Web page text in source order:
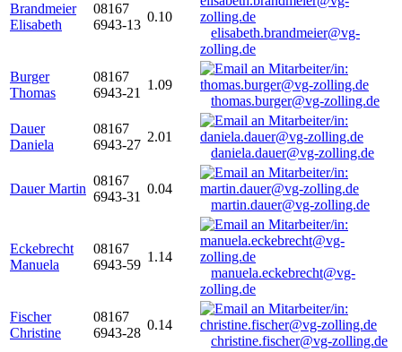
Brandmeier
Elisabeth
08167
6943-13
0.10
elisabeth.brandmeier@vg-
zolling.de
Burger
Thomas
08167
6943-21
1.09
thomas.burger@vg-zolling.de
Dauer
Daniela
08167
6943-27
2.01
daniela.dauer@vg-zolling.de
Dauer Martin
08167
6943-31
0.04
martin.dauer@vg-zolling.de
Eckebrecht
Manuela
08167
6943-59
1.14
manuela.eckebrecht@vg-
zolling.de
Fischer
Christine
08167
6943-28
0.14
christine.fischer@vg-zolling.de